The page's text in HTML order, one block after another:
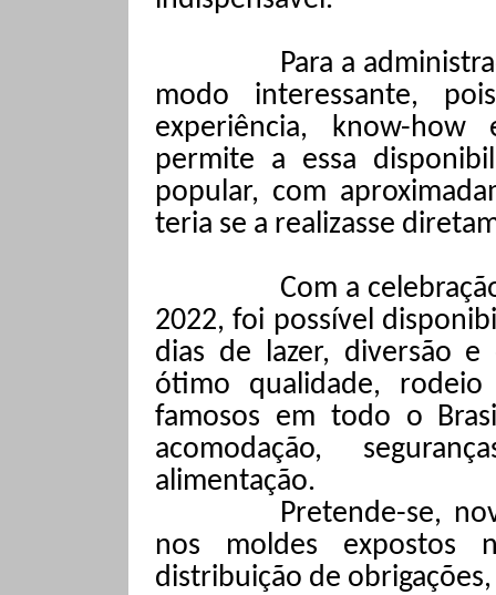
Para a
modo interessante,
experiência, know-
permite a essa
popular, com
teria se a realizasse
Com a
2022, foi possível
dias de lazer, diversão
ótimo qualidade,
famosos em todo o
acomodação,
alimentação.
Pretende-se,
nos moldes
distribuição de